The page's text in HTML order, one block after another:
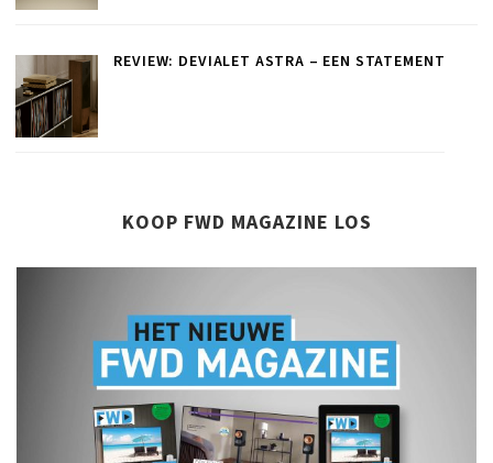
REVIEW: DEVIALET ASTRA – EEN STATEMENT
KOOP FWD MAGAZINE LOS